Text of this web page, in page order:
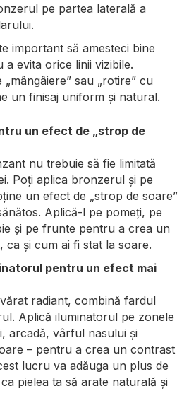
pe partea laterală a
important să amesteci bine
evita orice linii vizibile.
sau „rotire” cu
un finisaj uniform și natural.
un efect de „strop de
nu trebuie să fie limitată
Poți aplica bronzerul și pe
un efect de „strop de soare”
Aplică-l pe pomeți, pe
și pe frunte pentru a crea un
și cum ai fi stat la soare.
pentru un efect mai
radiant, combină fardul
Aplică iluminatorul pe zonele
arcadă, vârful nasului și
– pentru a crea un contrast
lucru va adăuga un plus de
pielea ta să arate naturală și